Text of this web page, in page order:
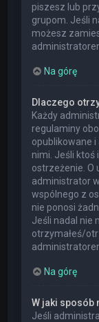
piszesz lub
grupom. Jeśli
możesz
Na górę
Dlaczego
Każdy
regulaminy
opublikowane
nimi. Jeśli ktoś
ostrzeżenie. O
administrator
wspólnego z
nie ponosi
Jeśli nadal nie
otrzymałeś/
Na górę
W jaki sposób
Jeśli